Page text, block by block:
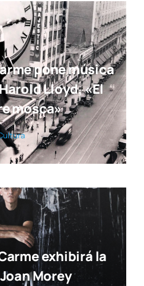
pone música
Lloyd, «El
mosca»
exhibirá la
Morey